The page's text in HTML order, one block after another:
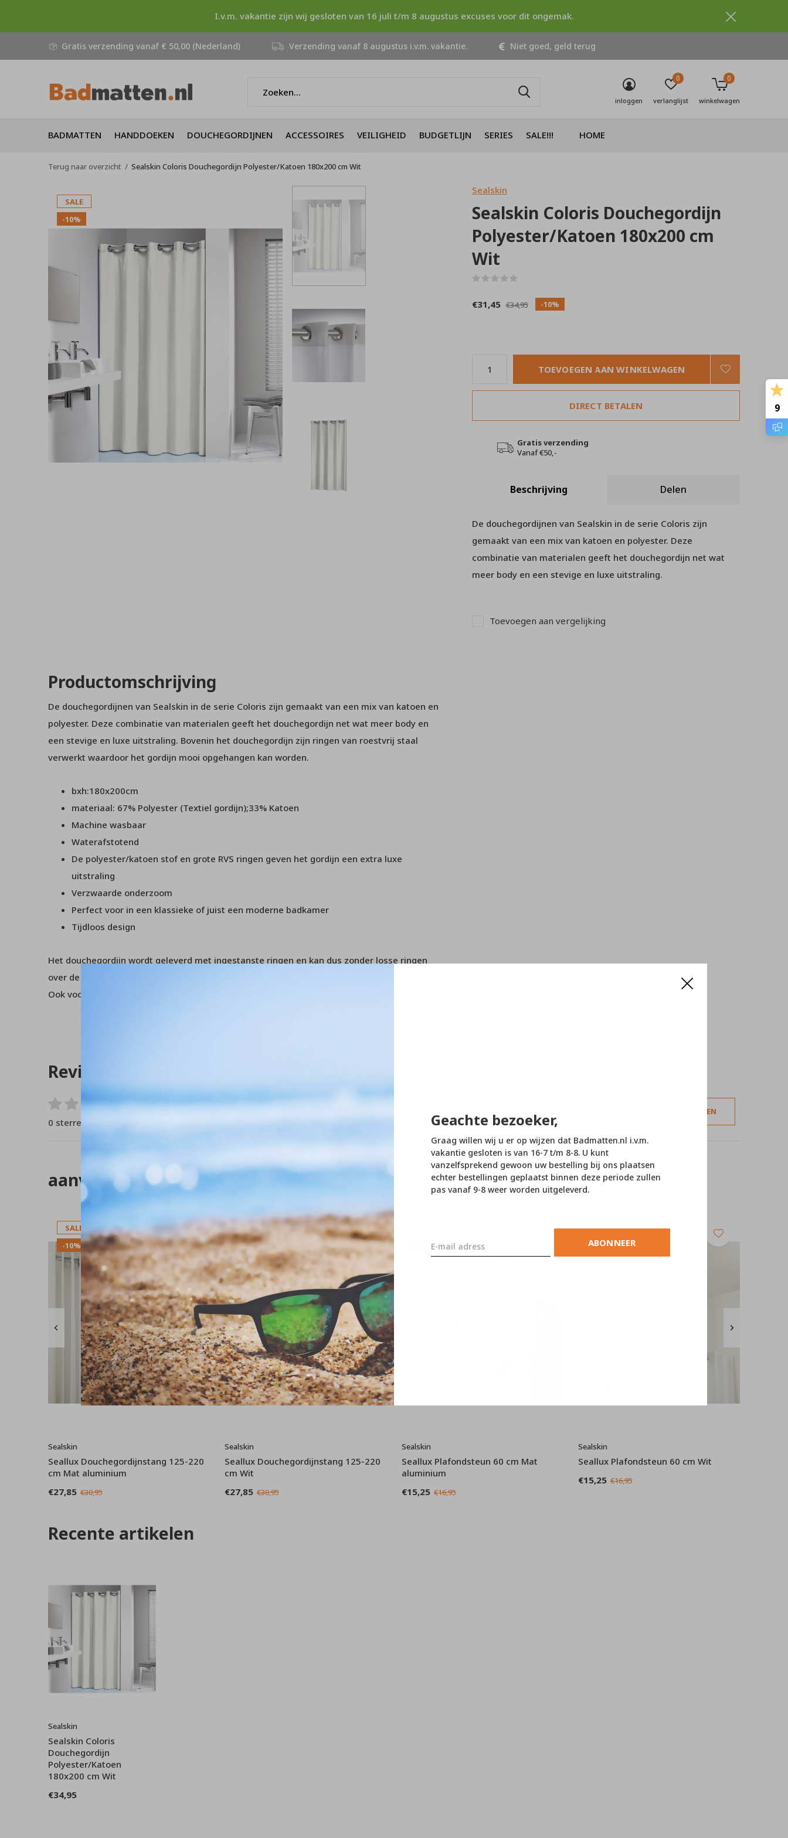
Geachte bezoeker,
Graag willen wij u er op wijzen dat Badmatten.nl i.v.m.
vakantie gesloten is van 16-7 t/m 8-8. U kunt
vanzelfsprekend gewoon uw bestelling bij ons plaatsen
echter bestellingen geplaatst binnen deze periode zullen
pas vanaf 9-8 weer worden uitgeleverd.
ABONNEER
BADMATTEN HANDDOEKEN DOUCHEGORDIJNEN ACCESSOIRES VEILIGHEID BUDGETLIJN SERIES SALE!!! HOME
inloggen verlanglijst
0
winkelwagen
0
Gratis verzending vanaf € 50,00 (Nederland) Verzending vanaf 8 augustus i.v.m. vakantie. Niet goed, geld terug
I.v.m. vakantie zijn wij gesloten van 16 juli t/m 8 augustus excuses voor dit ongemak.
Terug naar overzicht Sealskin Coloris Douchegordijn Polyester/Katoen 180x200 cm Wit
SALE
-10%
Sealskin
Sealskin Coloris Douchegordijn
Polyester/Katoen 180x200 cm
Wit
€31,45 €34,95 -10%
TOEVOEGEN AAN WINKELWAGEN
DIRECT BETALEN
Gratis verzending
Vanaf €50,-
Beschrijving Delen
De douchegordijnen van Sealskin in de serie Coloris zijn
gemaakt van een mix van katoen en polyester. Deze
combinatie van materialen geeft het douchegordijn net wat
meer body en een stevige en luxe uitstraling.
Toevoegen aan vergelijking
Productomschrijving
De douchegordijnen van Sealskin in de serie Coloris zijn gemaakt van een mix van katoen en
polyester. Deze combinatie van materialen geeft het douchegordijn net wat meer body en
een stevige en luxe uitstraling. Bovenin het douchegordijn zijn ringen van roestvrij staal
verwerkt waardoor het gordijn mooi opgehangen kan worden.
bxh:180x200cm
materiaal: 67% Polyester (Textiel gordijn);33% Katoen
Machine wasbaar
Waterafstotend
De polyester/katoen stof en grote RVS ringen geven het gordijn een extra luxe
uitstraling
Verzwaarde onderzoom
Perfect voor in een klassieke of juist een moderne badkamer
Tijdloos design
Het douchegordijn wordt geleverd met ingestanste ringen en kan dus zonder losse ringen
over de stang worden geschoven.
Ook voor de
Reviews
0/ 5
0 sterren op basis van 0 beoordelingen
JE BEOORDELING TOEVOEGEN
aanverwante artikelen
SALE
-10%
Sealskin
Seallux Douchegordijnstang 125-220
cm Mat aluminium
€27,85 €30,95
SALE
-10%
Sealskin
Seallux Douchegordijnstang 125-220
cm Wit
€27,85 €30,95
-10%
Sealskin
Seallux Plafondsteun 60 cm Mat
aluminium
€15,25 €16,95
SALE
-10%
Sealskin
Seallux Plafondsteun 60 cm Wit
€15,25 €16,95
Recente artikelen
Sealskin
Sealskin Coloris
Douchegordijn
Polyester/Katoen
180x200 cm Wit
€34,95
9